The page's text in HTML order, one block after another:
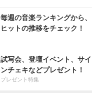
毎週の音楽ランキングから、
ヒットの推移をチェック！
試写会、登壇イベント、サイ
ンチェキなどプレゼント！
プレゼント特集